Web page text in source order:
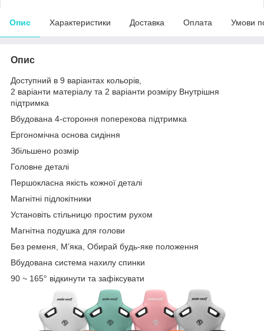
Опис Характеристики Доставка Оплата Умови
Опис
Доступний в 9 варіантах кольорів,
2 варіанти матеріалу та 2 варіанти розміру Внутрішня
підтримка
Вбудована 4-стороння поперекова підтримка
Ергономічна основа сидіння
Збільшено розмір
Головне деталі
Першокласна якість кожної деталі
Магнітні підлокітники
Установіть стільницю простим рухом
Магнітна подушка для голови
Без ременя, М’яка, Обирай будь-яке положення
Вбудована система нахилу спинки
90 ~ 165° відкинути та зафіксувати